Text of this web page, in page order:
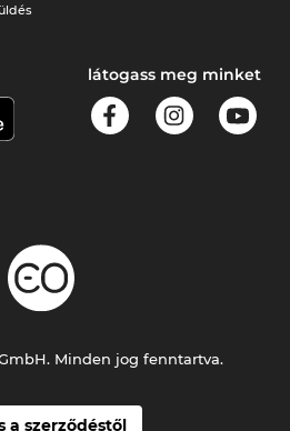
látogass meg minket
a szerződéstől
Minden jog fenntartva.